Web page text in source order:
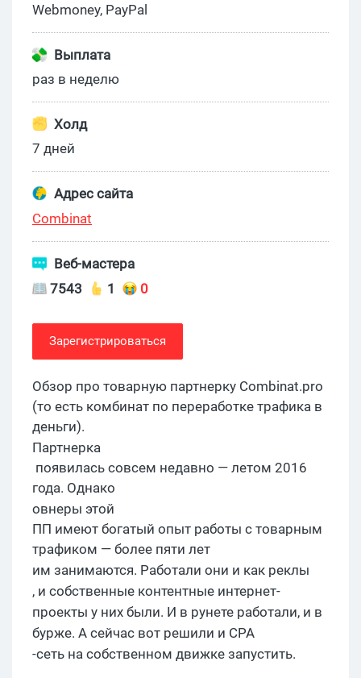
Webmoney, PayPal
Выплата
раз в неделю
Холд
7 дней
Адрес сайта
Combinat
Веб-мастера
7543
1 0
Зарегистрироваться
Обзор про товарную партнерку Combinat.pro
(то есть комбинат по переработке трафика в
деньги).
Партнерка
появилась совсем недавно — летом 2016
года. Однако
овнеры этой
ПП имеют богатый опыт работы с товарным
трафиком — более пяти лет
им занимаются. Работали они и как реклы
, и собственные контентные интернет-
проекты у них были. И в рунете работали, и в
бурже. А сейчас вот решили и CPA
-сеть на собственном движке запустить.